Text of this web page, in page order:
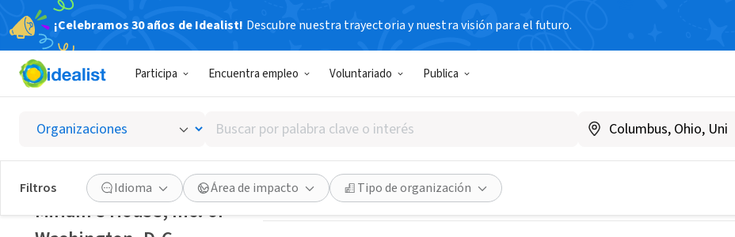
¡Celebramos 30 años de Idealist! Descubre nuestra trayectoria y nuestra visión para el futuro.
Participa Encuentra empleo Voluntariado Publica
Buscar
por
palabra
clave
o
interés
Filtros Idioma Área de impacto Tipo de organización
Miriam's House, Inc. of Washington,
Washington, DC|www.miriamshouse.org
Guardar Compartir
Miriam's House, Inc. of